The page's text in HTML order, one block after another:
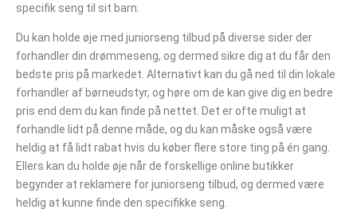
specifik seng til sit barn.
Du kan holde øje med juniorseng tilbud på diverse sider der
forhandler din drømmeseng, og dermed sikre dig at du får den
bedste pris på markedet. Alternativt kan du gå ned til din lokale
forhandler af børneudstyr, og høre om de kan give dig en bedre
pris end dem du kan finde på nettet. Det er ofte muligt at
forhandle lidt på denne måde, og du kan måske også være
heldig at få lidt rabat hvis du køber flere store ting på én gang.
Ellers kan du holde øje når de forskellige online butikker
begynder at reklamere for juniorseng tilbud, og dermed være
heldig at kunne finde den specifikke seng.